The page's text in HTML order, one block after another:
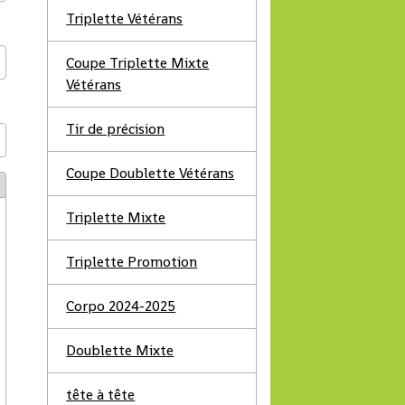
Triplette Vétérans
Coupe Triplette Mixte
Vétérans
Tir de précision
Coupe Doublette Vétérans
Triplette Mixte
Triplette Promotion
Corpo 2024-2025
Doublette Mixte
tête à tête